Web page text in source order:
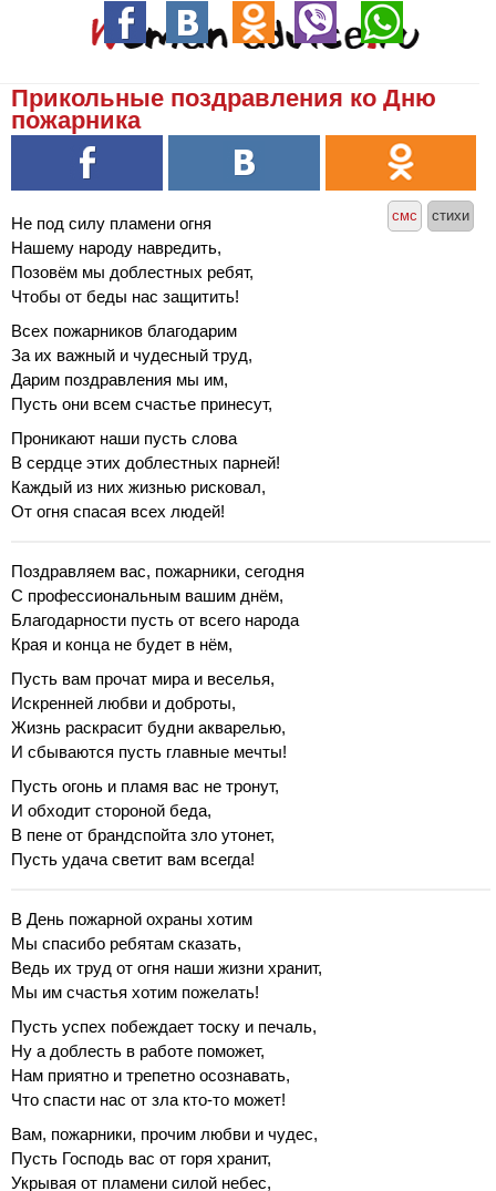
Прикольные поздравления ко Дню
пожарника
смс стихи
Не под силу пламени огня
Нашему народу навредить,
Позовём мы доблестных ребят,
Чтобы от беды нас защитить!
Всех пожарников благодарим
За их важный и чудесный труд,
Дарим поздравления мы им,
Пусть они всем счастье принесут,
Проникают наши пусть слова
В сердце этих доблестных парней!
Каждый из них жизнью рисковал,
От огня спасая всех людей!
Поздравляем вас, пожарники, сегодня
С профессиональным вашим днём,
Благодарности пусть от всего народа
Края и конца не будет в нём,
Пусть вам прочат мира и веселья,
Искренней любви и доброты,
Жизнь раскрасит будни акварелью,
И сбываются пусть главные мечты!
Пусть огонь и пламя вас не тронут,
И обходит стороной беда,
В пене от брандспойта зло утонет,
Пусть удача светит вам всегда!
В День пожарной охраны хотим
Мы спасибо ребятам сказать,
Ведь их труд от огня наши жизни хранит,
Мы им счастья хотим пожелать!
Пусть успех побеждает тоску и печаль,
Ну а доблесть в работе поможет,
Нам приятно и трепетно осознавать,
Что спасти нас от зла кто-то может!
Вам, пожарники, прочим любви и чудес,
Пусть Господь вас от горя хранит,
Укрывая от пламени силой небес,